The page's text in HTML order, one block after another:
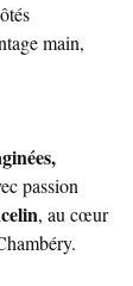
main,
passion
, au cœur